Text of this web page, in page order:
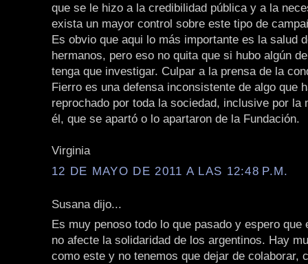
que se le hizo a la credibilidad pública y a la
exista un mayor control sobre este tipo de
Es obvio que aqui lo más importante es la salud
hermanos, pero eso no quita que si hubo algún
tenga que investigar. Culpar a la prensa de la
Fierro es una defensa inconsistente de algo que
reprochado por toda la sociedad, inclusive por la
él, que se apartó o lo apartaron de la Fundación.
Virginia
12 DE MAYO DE 2011 A LAS 12:48 P.M.
Susana dijo...
Es muy penoso todo lo que pasado y espero que
no afecte la solidaridad de los argentinos. Hay
como este y no tenemos que dejar de colaborar,